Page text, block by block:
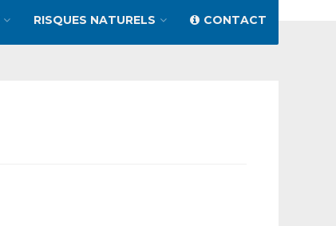
RISQUES NATURELS CONTACT